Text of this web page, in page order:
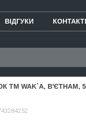
ВІДГУКИ
WAK`A, В'ЄТНАМ,